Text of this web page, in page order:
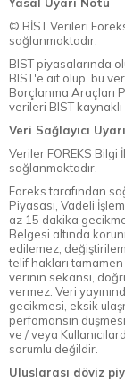
Yasal Uyarı Notu
© BİST Verileri
sağlanmaktadır.
BIST piyasalarında
BIST'e ait olup, bu
Borçlanma Araçları
verileri BIST
Veri Sağlayıcı
Veriler FOREKS Bilgi
sağlanmaktadır.
Foreks tarafından
Piyasası, Vadeli
az 15 dakika
Belgesi altında
edilemez,
telif hakları
verinin sekansı,
vermez. Veri
gecikmesi, eksik
perfomansın
ve / veya
sorumlu değildir.
Uluslarası döviz